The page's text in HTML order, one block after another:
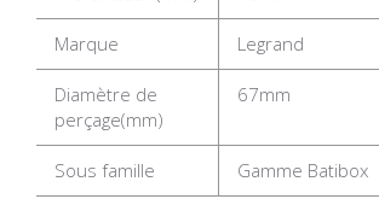
Marque Legrand
Diamètre de
perçage(mm)
67mm
Sous famille Gamme Batibox